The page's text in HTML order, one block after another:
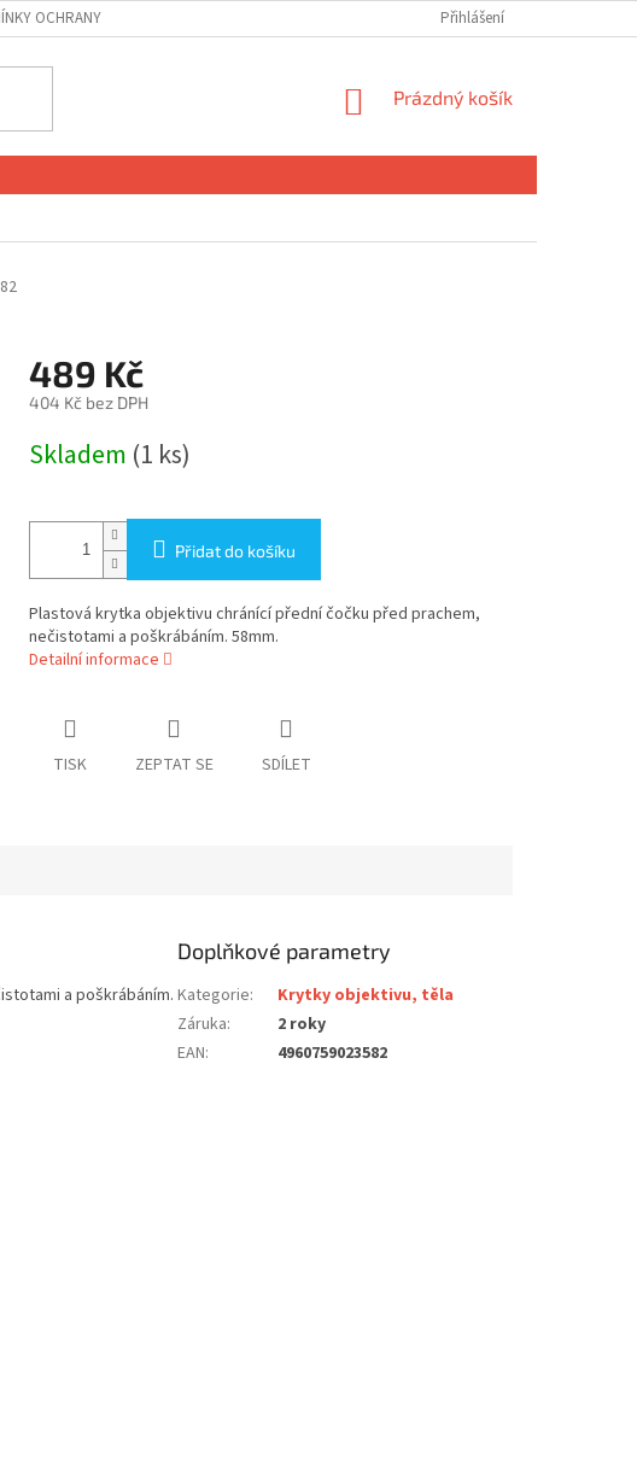
OCHRANY OSOBNÍCH ÚDAJŮ Přihlášení
NÁKUPNÍ
Prázdný košík
489 Kč
404 Kč bez DPH
cena:
Skladem (1 ks)
Přidat do košíku
Plastová krytka objektivu chránící přední čočku před prachem,
nečistotami a poškrábáním. 58mm.
Detailní informace
TISK ZEPTAT SE SDÍLET
a poškrábáním.
Doplňkové parametry
Kategorie:
Krytky objektivu, těla
Záruka:
2 roky
EAN: 4960759023582